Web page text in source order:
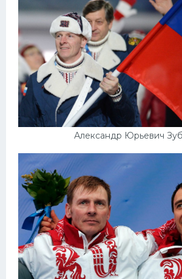
Александр Юрьевич